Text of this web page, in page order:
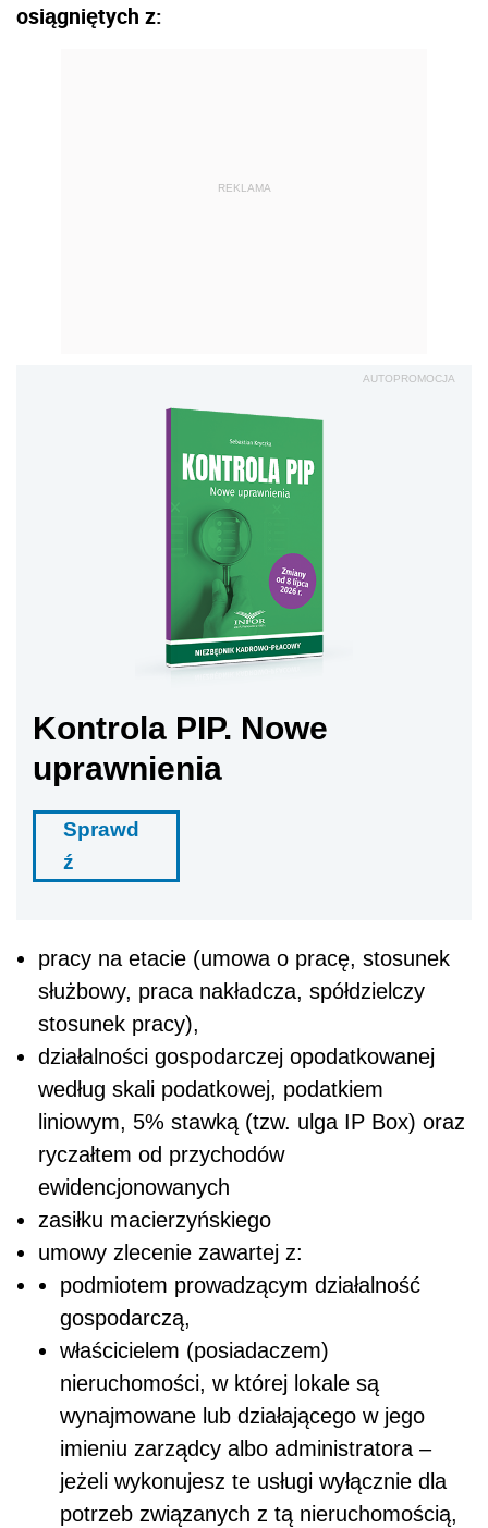
osiągniętych z:
REKLAMA
AUTOPROMOCJA
Kontrola PIP. Nowe
uprawnienia
Sprawd
ź
pracy na etacie (umowa o pracę, stosunek
służbowy, praca nakładcza, spółdzielczy
stosunek pracy),
działalności gospodarczej opodatkowanej
według skali podatkowej, podatkiem
liniowym, 5% stawką (tzw. ulga IP Box) oraz
ryczałtem od przychodów
ewidencjonowanych
zasiłku macierzyńskiego
umowy zlecenie zawartej z:
podmiotem prowadzącym działalność
gospodarczą,
właścicielem (posiadaczem)
nieruchomości, w której lokale są
wynajmowane lub działającego w jego
imieniu zarządcy albo administratora –
jeżeli wykonujesz te usługi wyłącznie dla
potrzeb związanych z tą nieruchomością,